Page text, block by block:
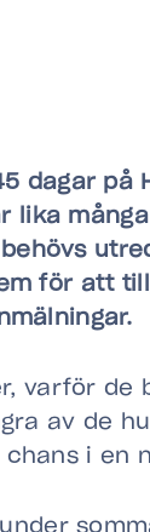
dagar på
lika
för att
varför
av de
i en